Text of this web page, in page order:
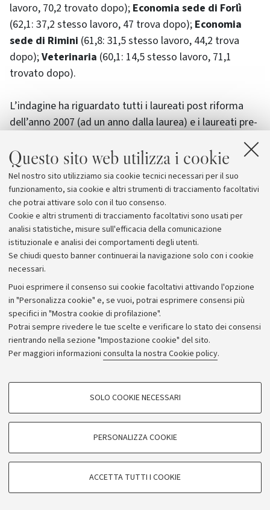
Questo sito web utilizza i cookie
Nel nostro sito utilizziamo sia cookie tecnici necessari per il suo
funzionamento, sia cookie e altri strumenti di tracciamento facoltativi
che potrai attivare solo con il tuo consenso.
Cookie e altri strumenti di tracciamento facoltativi sono usati per
analisi statistiche, misure sull'efficacia della comunicazione
istituzionale e analisi dei comportamenti degli utenti.
Se chiudi questo banner continuerai la navigazione solo con i cookie
necessari.
Puoi esprimere il consenso sui cookie facoltativi attivando l'opzione
in "Personalizza cookie" e, se vuoi, potrai esprimere consensi più
specifici in "Mostra cookie di profilazione".
Potrai sempre rivedere le tue scelte e verificare lo stato dei consensi
rientrando nella sezione "Impostazione cookie" del sito.
Per maggiori informazioni consulta la nostra Cookie policy.
COOKIE DI PROFILAZIONE - FACOLTATIVI
COOKIE TECNICI - NECESSARI
Si tratta di cookie tecnici utilizzati, a titolo esemplificativo, per il corretto
SOLO COOKIE NECESSARI
PERSONALIZZA COOKIE
ACCETTA TUTTI I COOKIE
lavoro, 70,2 trovato dopo); Economia sede di Forlì
(62,1: 37,2 stesso lavoro, 47 trova dopo); Economia
sede di Rimini (61,8: 31,5 stesso lavoro, 44,2 trova
dopo);Veterinaria (60,1: 14,5 stesso lavoro, 71,1
trovato dopo).
L’indagine ha riguardato tutti i laureati post riforma
dell’anno 2007 (ad un anno dalla laurea) e i laureati pre-
rispettivamente ad 1, 3 e 5 anni dal conseguimento del
titolo.Complessivamente sono stati coinvolti
tramite intervista quasi 20mila laureati con un
tasso di risposta pari all’86%
Archivio
Comunicati stampa
Redazione
Rassegna stampa
© Copyright 2026 - ALMA MATER STUDIORUM - Università di
Bologna - Via Zamboni, 33 - 40126 Bologna - PI: 01131710376 -
CF: 80007010376
Privacy
Note legali Impostazioni Cookie